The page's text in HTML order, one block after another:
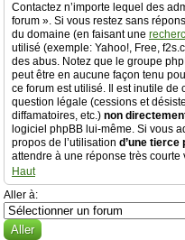
Contactez n’importe lequel des
forum ». Si vous restez sans
du domaine (en faisant une
utilisé (exemple: Yahoo!, Free,
des abus. Notez que le groupe
peut être en aucune façon tenu
ce forum est utilisé. Il est inutile de
question légale (cessions et
diffamatoires, etc.) non
logiciel phpBB lui-même. Si vous
propos de l’utilisation d’une tierce
attendre à une réponse très
Haut
Aller à: